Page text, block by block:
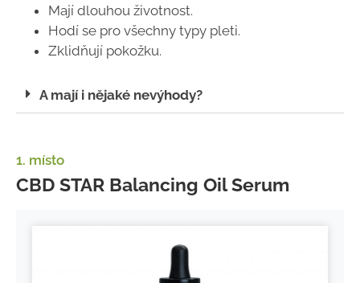
Mají dlouhou životnost.
Hodí se pro všechny typy pleti.
Zklidňují pokožku.
A mají i nějaké nevýhody?
1. místo
CBD STAR Balancing Oil Serum